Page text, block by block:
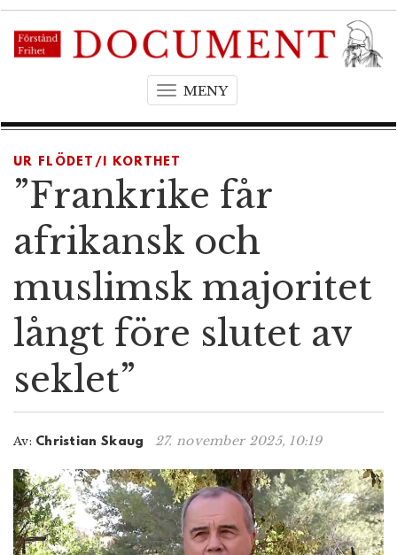
MENYT
g
l
a
i
g
a
t
n
UR FLÖDET/I KORTHET
”Frankrike får
afrikansk och
muslimsk majoritet
långt före slutet av
seklet”
Av: Christian Skaug 27. november 2025, 10:19